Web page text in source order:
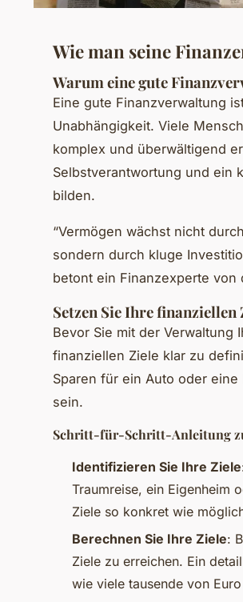
Wie man seine
Warum eine gute
Eine gute Finanzverwaltung
Unabhängigkeit. Viele
komplex und überwältigend
Selbstverantwortung und ein
bilden.
“Vermögen wächst nicht
sondern durch kluge
betont ein Finanzexperte von
Setzen Sie Ihre finanziellen
Bevor Sie mit der Verwaltung
finanziellen Ziele klar zu
Sparen für ein Auto oder
sein.
Schritt-für-Schritt-Anleitung
Identifizieren Sie Ihre Ziele
Traumreise, ein Eigenheim
Ziele so konkret wie
Berechnen Sie Ihre Ziele:
Ziele zu erreichen. Ein
wie viele tausende von